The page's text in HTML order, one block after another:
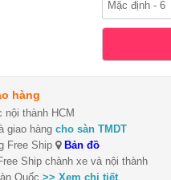
hàng
nội thành HCM
giao hàng cho sàn TMDT
Free Ship
Bản đồ
Ship chành xe và nội thành
Quốc >> Xem chi tiết